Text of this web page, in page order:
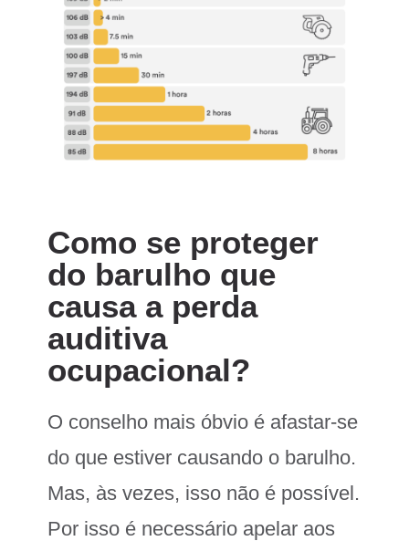
Como se proteger
do barulho que
causa a perda
auditiva
ocupacional?
O conselho mais óbvio é afastar-se
do que estiver causando o barulho.
Mas, às vezes, isso não é possível.
Por isso é necessário apelar aos